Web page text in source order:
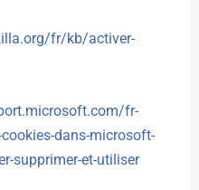
fr/kb/activer-
fr-
dans-microsoft-
supprimer-et-utiliser